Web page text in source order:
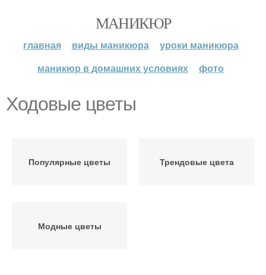
МАНИКЮР
главная виды маникюра
уроки маникюра
маникюр в домашних условиях
фото
Ходовые цветы
Популярные цветы Трендовые цвета
Модные цветы